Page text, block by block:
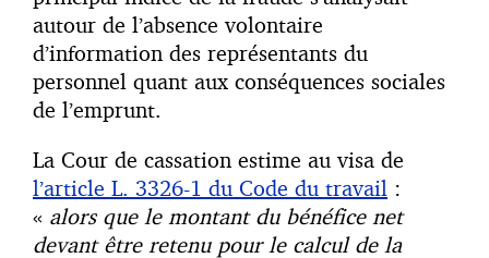
autour de l’absence volontaire
d’information des représentants du
personnel quant aux conséquences sociales
de l’emprunt.
La Cour de cassation estime au visa de
l’article L. 3326-1 du Code du travail :
« alors que le montant du bénéfice net
devant être retenu pour le calcul de la